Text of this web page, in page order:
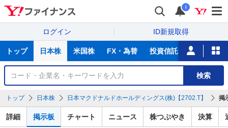
i
ログイン ID新規取得
サ
トップ 日本株 米国株 FX・為替 投資信託 ニュース
銘
検
索
検索
トップ 日本株 日本マクドナルドホールディングス(株)【2702.T】 掲
詳細 掲示板 チャート ニュース 株つぶやき 決算